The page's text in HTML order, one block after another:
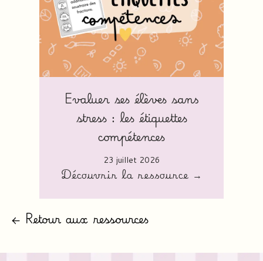
Evaluer ses élèves sans
stress : les étiquettes
compétences
23 juillet 2026
Découvrir la ressource →
← Retour aux ressources